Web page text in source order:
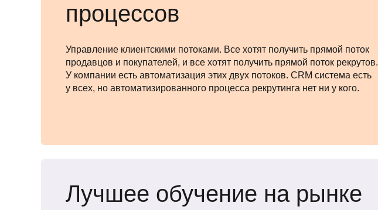
процессов
Управление клиентскими потоками. Все хотят получить прямой поток
продавцов и покупателей, и все хотят получить прямой поток рекрутов.
У компании есть автоматизация этих двух потоков. CRM система есть
у всех, но автоматизированного процесса рекрутинга нет ни у кого.
Лучшее обучение на рынке